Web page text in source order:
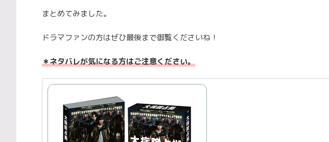
まとめてみました。
ドラマファンの方はぜひ最後まで御覧くださいね！
＊ネタバレが気になる方はご注意ください。